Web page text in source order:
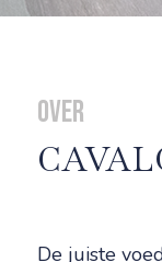
Over
De juiste